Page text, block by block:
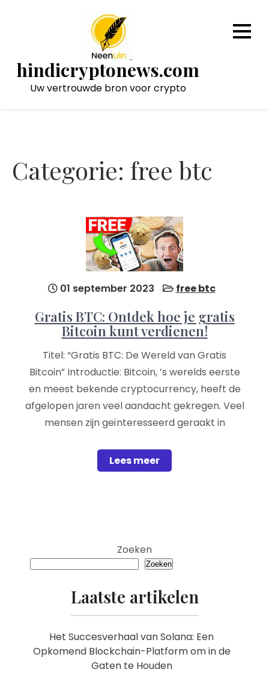
hindicryptonews.com
Uw vertrouwde bron voor crypto
Categorie: free btc
01 september 2023 free btc
Gratis BTC: Ontdek hoe je gratis
Bitcoin kunt verdienen!
Titel: “Gratis BTC: De Wereld van Gratis
Bitcoin” Introductie: Bitcoin, ’s werelds eerste
en meest bekende cryptocurrency, heeft de
afgelopen jaren veel aandacht gekregen. Veel
mensen zijn geïnteresseerd geraakt in
Lees meer
Zoeken
Zoeken
Laatste artikelen
Het Succesverhaal van Solana: Een
Opkomend Blockchain-Platform om in de
Gaten te Houden